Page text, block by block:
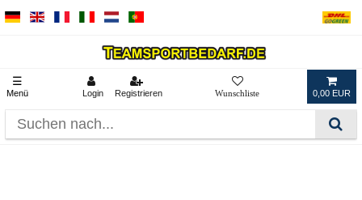
☰
Menü Login Registrieren 0,00 EUR